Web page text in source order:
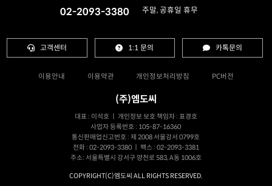
02-2093-3380
주말, 공휴일 휴무
고객센터 1:1 문의 카톡문의
이용안내 이용약관 개인정보처리방침 PC버전
(주)엠도씨
대표 : 이석호 ㅣ 개인정보 보호 책임자 : 표경호
사업자 등록번호 : 105-87-16360
통신판매업신고번호 : 제 2008 서울강서 0799호
전화 : 02-2093-3380 ㅣ 팩스 : 02-2093-3381
주소: 서울특별시 강서구 양천로 583, A동 1006호
COPYRIGHT(C)엠도씨 ALL RIGHTS RESERVED.